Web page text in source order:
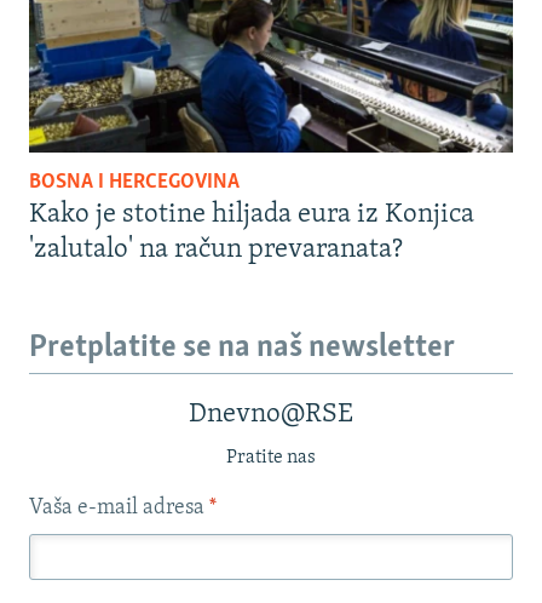
BOSNA I HERCEGOVINA
Kako je stotine hiljada eura iz Konjica
'zalutalo' na račun prevaranata?
Pretplatite se na naš newsletter
Dnevno@RSE
Pratite nas
Vaša e-mail adresa *